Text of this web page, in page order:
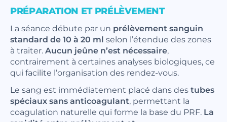
PRÉPARATION ET PRÉLÈVEMENT
La séance débute par un prélèvement sanguin
standard de 10 à 20 ml selon l’étendue des zones
à traiter.Aucun jeûne n’est nécessaire,
contrairement à certaines analyses biologiques, ce
qui facilite l’organisation des rendez-vous.
Le sang est immédiatement placé dans destubes
spéciaux sans anticoagulant, permettant la
coagulation naturelle qui forme la base du PRF. La